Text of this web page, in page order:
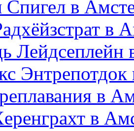
Спигел в
в
Лейдсеплейн
в
в